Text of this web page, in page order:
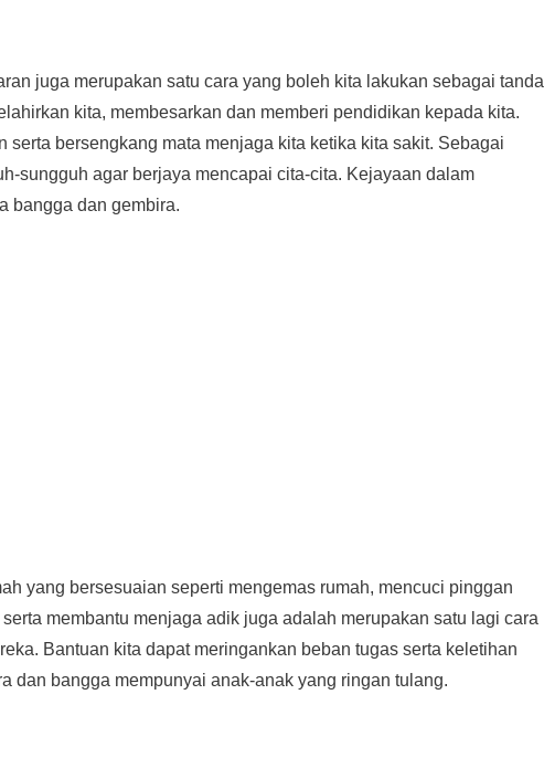
juga merupakan satu cara yang boleh kita lakukan sebagai tanda
kita, membesarkan dan memberi pendidikan kepada kita.
bersengkang mata menjaga kita ketika kita sakit. Sebagai
sungguh agar berjaya mencapai cita-cita. Kejayaan dalam
bangga dan gembira.
yang bersesuaian seperti mengemas rumah, mencuci pinggan
membantu menjaga adik juga adalah merupakan satu lagi cara
Bantuan kita dapat meringankan beban tugas serta keletihan
dan bangga mempunyai anak-anak yang ringan tulang.